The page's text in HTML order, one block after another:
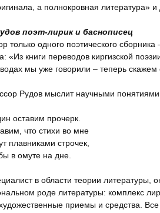
а полнокровная литература» и
поэт-лирик и баснописец
только одного поэтического
«Из книги переводов киргизской
мы уже говорили – теперь
Рудов мыслит научными
оставим прочерк.
что стихи во мне
плавниками строчек,
в омуте на дне.
в области теории литературы,
роде литературы: комплекс
приемы и средства.